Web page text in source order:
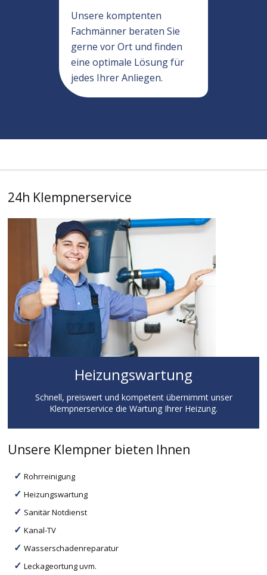
Unsere komptenten
Fachmänner beraten Sie
gerne vor Ort und finden
eine optimale Lösung für
jedes Ihrer Anliegen.
24h Klempnerservice
Heizungswartung
Schnell, preiswert und kompetent übernimmt unser
Klempnerservice die Wartung Ihrer Heizung.
Unsere Klempner bieten Ihnen
Rohrreinigung
Heizungswartung
Sanitär Notdienst
Kanal-TV
Wasserschadenreparatur
Leckageortung uvm.